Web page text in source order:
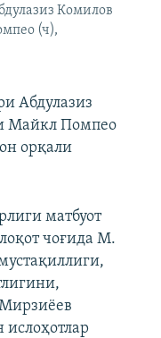
Комилов
(ч),
Абдулазиз
Майкл Помпео
орқали
матбуот
чоғида М.